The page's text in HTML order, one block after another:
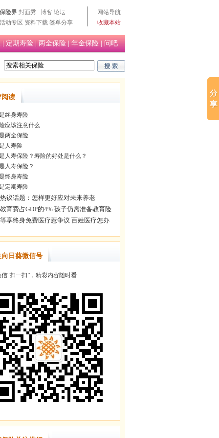
保险界 封面秀 博客 论坛
活动专区 资料下载 签单分享
网站导航
收藏本站
|定期寿险|两全保险|年金保险|问吧
阅读
终身寿险
应该注意什么
两全保险
人寿险
人寿保险？寿险的好处是什么？
人寿保险？
终身寿险
定期寿险
向日葵微信号
“扫一扫”，精彩内容随时看